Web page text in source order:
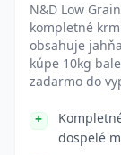
N&D Low
kompletné
obsahuje
kúpe 10kg
zadarmo do
dospelé